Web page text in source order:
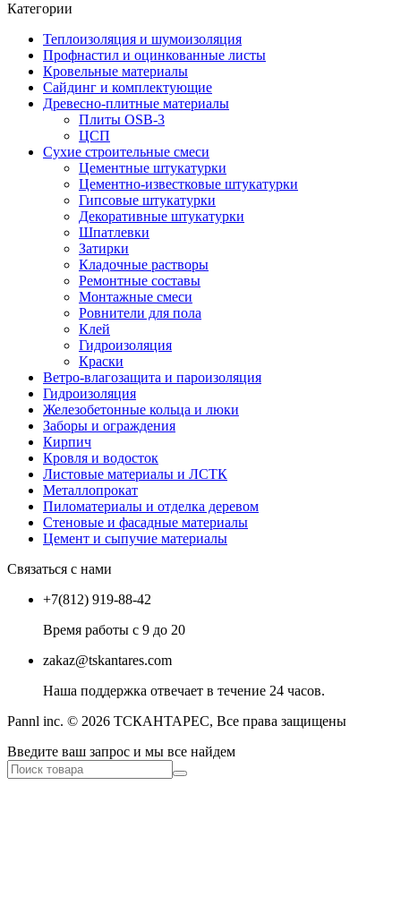
Категории
Теплоизоляция и шумоизоляция
Профнастил и оцинкованные листы
Кровельные материалы
Сайдинг и комплектующие
Древесно-плитные материалы
Плиты OSB-3
ЦСП
Сухие строительные смеси
Цементные штукатурки
Цементно-известковые штукатурки
Гипсовые штукатурки
Декоративные штукатурки
Шпатлевки
Затирки
Кладочные растворы
Ремонтные составы
Монтажные смеси
Ровнители для пола
Клей
Гидроизоляция
Краски
Ветро-влагозащита и пароизоляция
Гидроизоляция
Железобетонные кольца и люки
Заборы и ограждения
Кирпич
Кровля и водосток
Листовые материалы и ЛСТК
Металлопрокат
Пиломатериалы и отделка деревом
Стеновые и фасадные материалы
Цемент и сыпучие материалы
Связаться с нами
+7(812) 919-88-42
Время работы с 9 до 20
zakaz@tskantares.com
Наша поддержка отвечает в течение 24 часов.
Pannl inc. © 2026 ТСКАНТАРЕС, Все права защищены
Введите ваш запрос и мы все найдем